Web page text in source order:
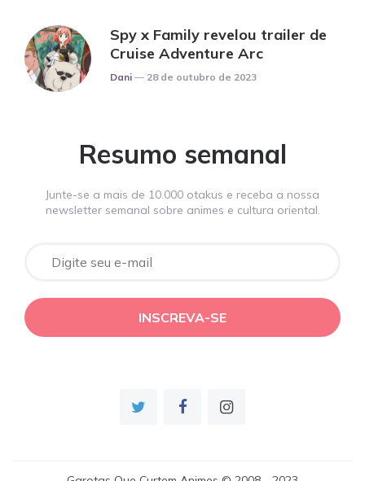
Spy x Family revelou trailer de
Cruise Adventure Arc
Posted
Dani 28 de outubro de 2023
Resumo semanal
Junte-se a mais de 10.000 otakus e receba a nossa
newsletter semanal sobre animes e cultura oriental.